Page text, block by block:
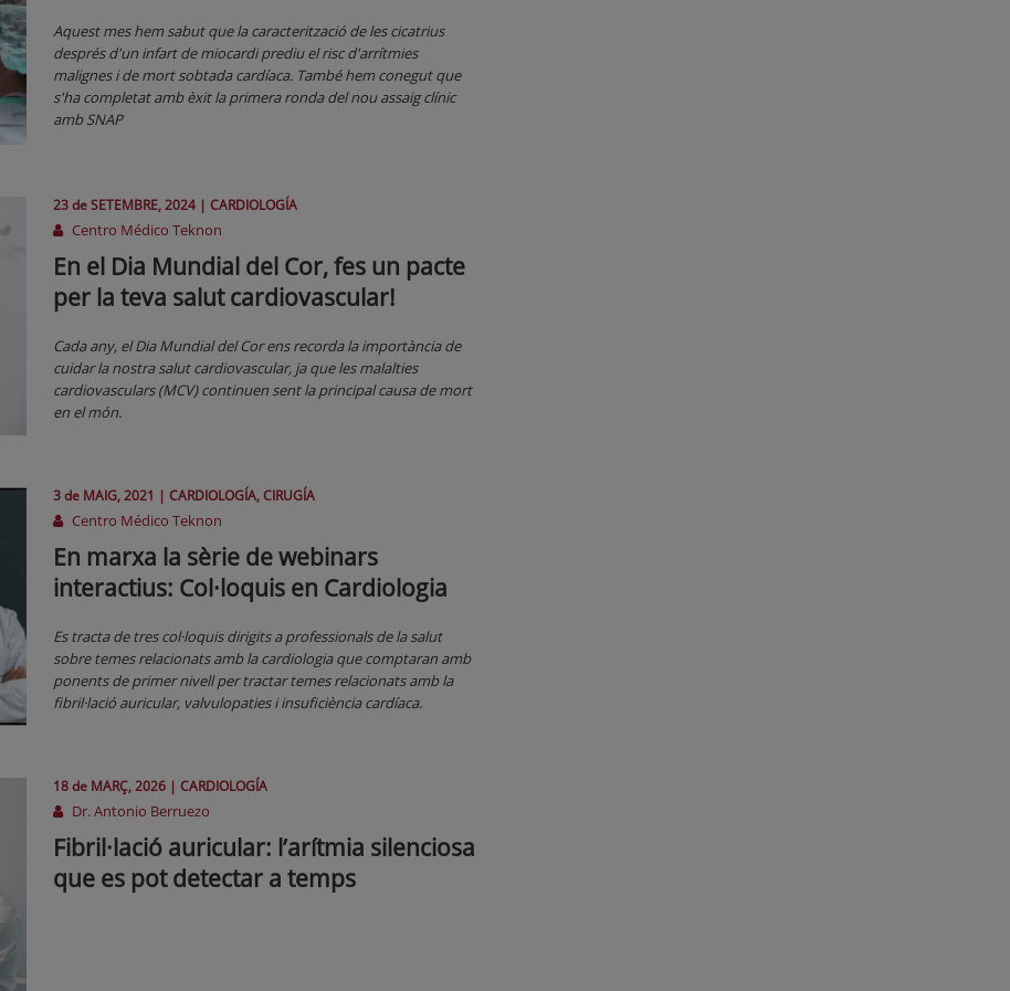
Aquest mes hem sabut que la caracterització de les cicatrius
després d'un infart de miocardi prediu el risc d'arrítmies
malignes i de mort sobtada cardíaca. També hem conegut que
s'ha completat amb èxit la primera ronda del nou assaig clínic
amb SNAP
23 deSETEMBRE, 2024 | CARDIOLOGÍA
Centro Médico Teknon
En el Dia Mundial del Cor, fes un pacte
per la teva salut cardiovascular!
Cada any, el Dia Mundial del Cor ens recorda la importància de
cuidar la nostra salut cardiovascular, ja que les malalties
cardiovasculars (MCV) continuen sent la principal causa de mort
en el món.
3 de MAIG, 2021 | CARDIOLOGÍA, CIRUGÍA
Centro Médico Teknon
En marxa la sèrie de webinars
interactius: Col·loquis en Cardiologia
Es tracta de tres col·loquis dirigits a professionals de la salut
sobre temes relacionats amb la cardiologia que comptaran amb
ponents de primer nivell per tractar temes relacionats amb la
fibril·lació auricular, valvulopaties i insuficiència cardíaca.
18 de MARÇ, 2026 | CARDIOLOGÍA
Dr. Antonio Berruezo
Fibril·lació auricular: l’arítmia silenciosa
que es pot detectar a temps